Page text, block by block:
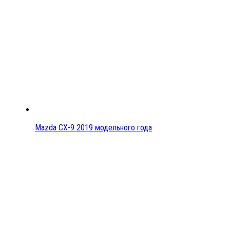
Mazda CX-9 2019 модельного года